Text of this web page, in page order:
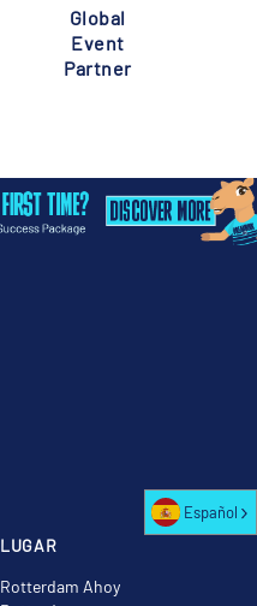
Global
Event
Partner
LUGAR
Rotterdam Ahoy
Español